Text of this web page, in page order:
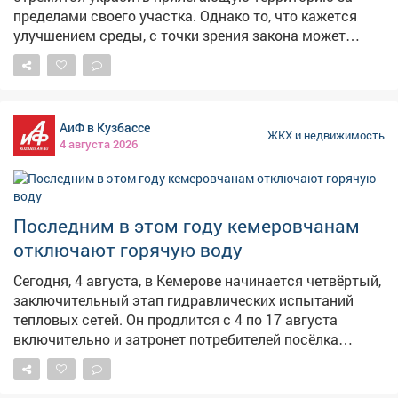
АиФ
пределами своего участка. Однако то, что кажется
улучшением среды, с точки зрения закона может
квалифицироваться как самовольное занятие земель
общего пользования. К ним относятся территории,
неограниченный круг лиц: площади, улицы, проезды,
набережные, парки и другие. Прилегающая к забору
частного дома территория, как правило, находится в
ведении муниципалитета. Установка любых малых
архитектурных форм – вазонов, скамеек, ограждений,
благоустройства (это отдельный подробный
документ нормативно-правового характера) и требует
клумба будут незаконными, если согласование их
размещения с уполномоченными органами местного
самоуправления отсутствует. Кроме того, они могут
препятствовать движению транспорта и пешеходов,
закрывать обзор водителям или случайно перекрыть
инженерные коммуникации – например, под вазоном
АиФ в Кузбассе
4 августа 2026
ЖКХ и недвижимость
Последним в этом году кемеровчанам
отключают горячую воду
Сегодня, 4 августа, в Кемерове начинается четвёртый,
заключительный этап гидравлических испытаний
тепловых сетей. Он продлится с 4 по 17 августа
включительно и затронет потребителей посёлка
Металлплощадка, а также несколько новых кварталов
Ленинского района. СГК Кузбасса напоминает, что